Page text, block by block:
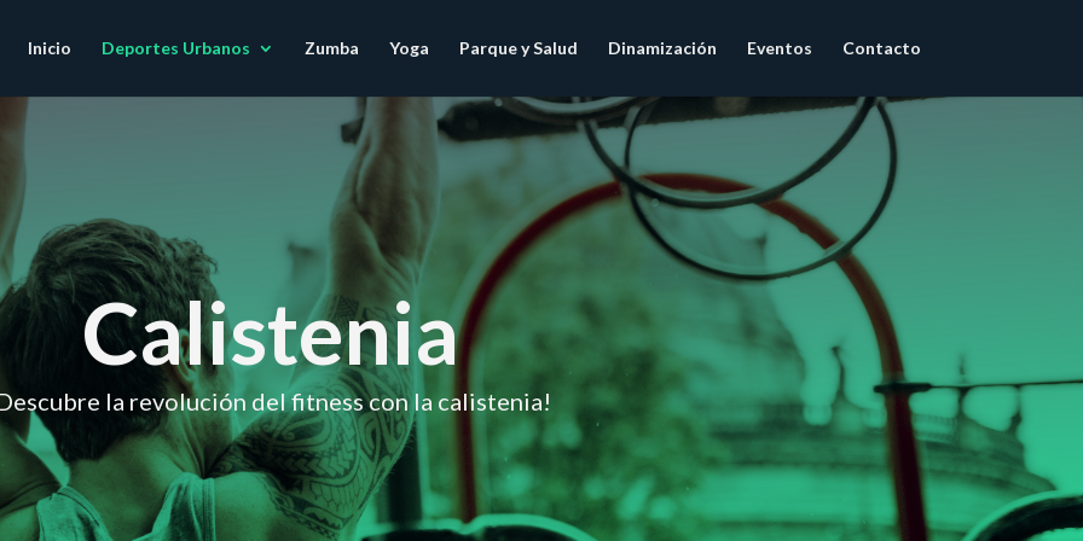
Inicio Deportes Urbanos Zumba Yoga Parque y Salud Dinamización Eventos Contacto
Calistenia
la revolución del fitness con la calistenia!